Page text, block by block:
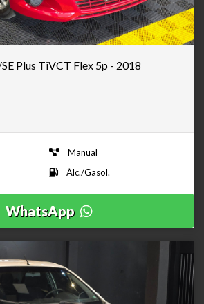
1.0 SE/SE Plus TiVCT Flex 5p - 2018
Manual
Álc./Gasol.
WhatsApp